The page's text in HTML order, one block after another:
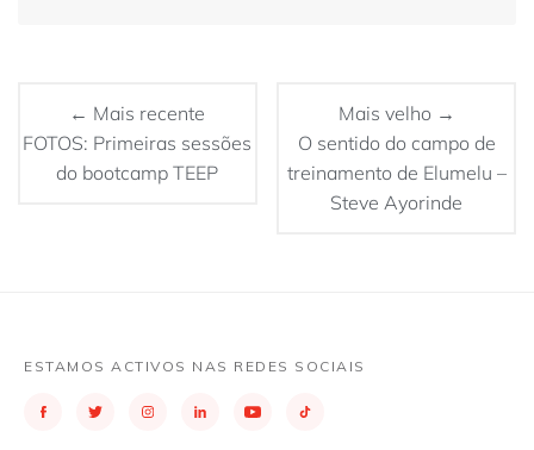
← Mais recente
FOTOS: Primeiras sessões
do bootcamp TEEP
Mais velho →
O sentido do campo de
treinamento de Elumelu –
Steve Ayorinde
ESTAMOS ACTIVOS NAS REDES SOCIAIS